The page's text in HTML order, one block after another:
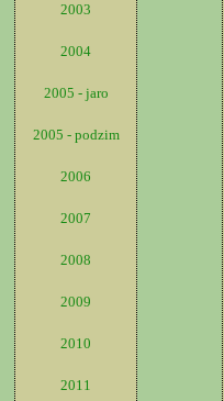
2003
2004
2005 - jaro
2005 - podzim
2006
2007
2008
2009
2010
2011